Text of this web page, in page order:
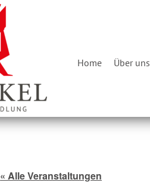
Home Über uns
« Alle Veranstaltungen